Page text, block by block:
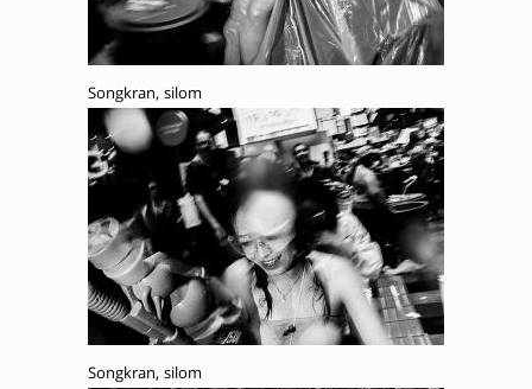
Songkran, silom
Songkran, silom